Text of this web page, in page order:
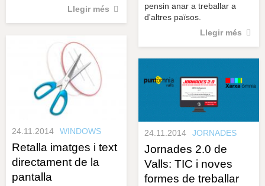
Llegir més
pensin anar a treballar a
d'altres països.
Llegir més
24.11.2014 WINDOWS
Retalla imatges i text
directament de la
pantalla
24.11.2014 JORNADES
Jornades 2.0 de
Valls: TIC i noves
formes de treballar